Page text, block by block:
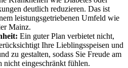
deutlich reduzieren. Das ist
leistungsgetriebenen Umfeld wie
Mainz.
Ein guter Plan verbietet nicht,
Ihre Lieblingsspeisen und
zu gestalten, sodass Sie Freude am
nicht eingeschränkt fühlen.